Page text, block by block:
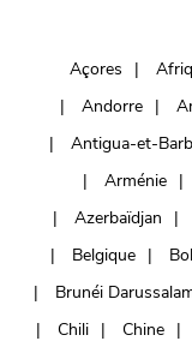
Açores
Andorre
Antigua-et-
Arménie
Azerbaïdjan
Belgique
Brunéi
Chili
Chine